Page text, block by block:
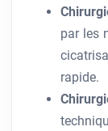
par les
rapide.